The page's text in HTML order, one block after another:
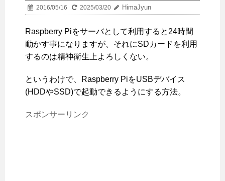
2016/05/16 2025/03/20 HimaJyun
Raspberry Piをサーバとして利用すると24時間
動かす事になりますが、それにSDカードを利用
するのは精神衛生上よろしくない。
というわけで、Raspberry PiをUSBデバイス
(HDDやSSD)で起動できるようにする方法。
スポンサーリンク